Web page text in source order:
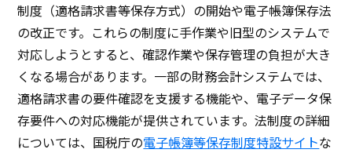
制度（適格請求書等保存方式）の開始や電子帳簿保存法
の改正です。これらの制度に手作業や旧型のシステムで
対応しようとすると、確認作業や保存管理の負担が大き
くなる場合があります。一部の財務会計システムでは、
適格請求書の要件確認を支援する機能や、電子データ保
存要件への対応機能が提供されています。法制度の詳細
については、国税庁の電子帳簿等保存制度特設サイトな